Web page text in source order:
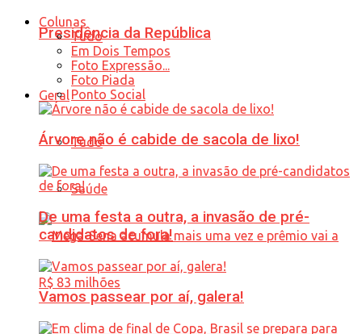
Presidência da República
Geral
Tudo
Saúde
Colunas
Tudo
Em Dois Tempos
Foto Expressão...
Foto Piada
Ponto Social
Árvore não é cabide de sacola de lixo!
De uma festa a outra, a invasão de pré-
candidatos de fora!
Vamos passear por aí, galera!